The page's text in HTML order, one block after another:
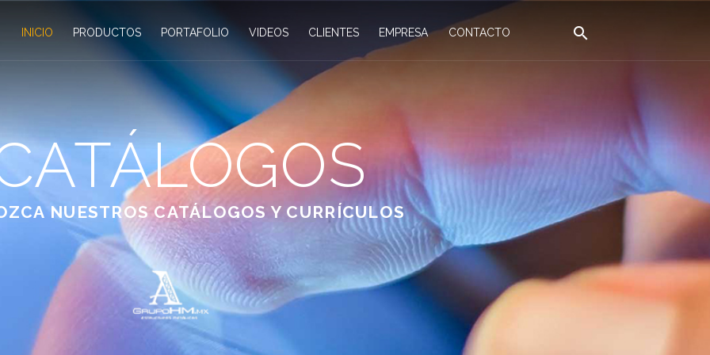
INICIO PRODUCTOS PORTAFOLIO VIDEOS CLIENTES EMPRESA CONTACTO
NUESTROS CATÁLOGOS Y CURRÍCULOS